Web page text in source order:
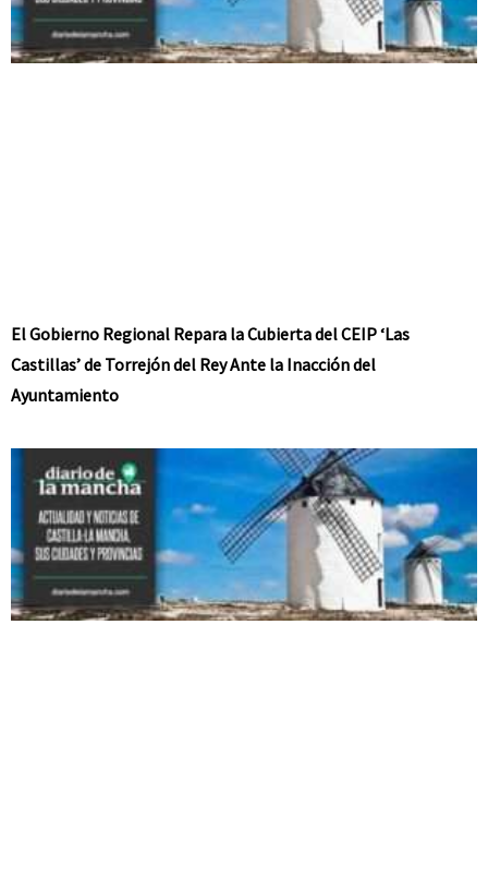
El Gobierno Regional Repara la Cubierta del CEIP ‘Las
Castillas’ de Torrejón del Rey Ante la Inacción del
Ayuntamiento